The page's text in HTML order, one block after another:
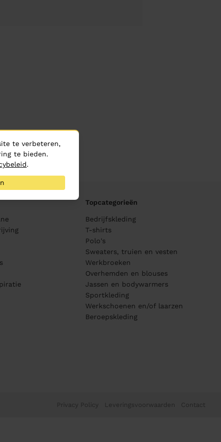
Topcategorieën
Bedrijfskleding
T-shirts
Polo's
Sweaters, truien en vesten
Werkbroeken
Overhemden en blouses
Jassen en bodywarmers
Sportkleding
Werkschoenen en/of laarzen
Beroepskleding
Privacy Policy Leveringsvoorwaarden Contact
te verbeteren,
te bieden.
.